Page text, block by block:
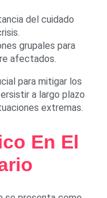
del cuidado
grupales para
afectados.
para mitigar los
a largo plazo
extremas.
En El